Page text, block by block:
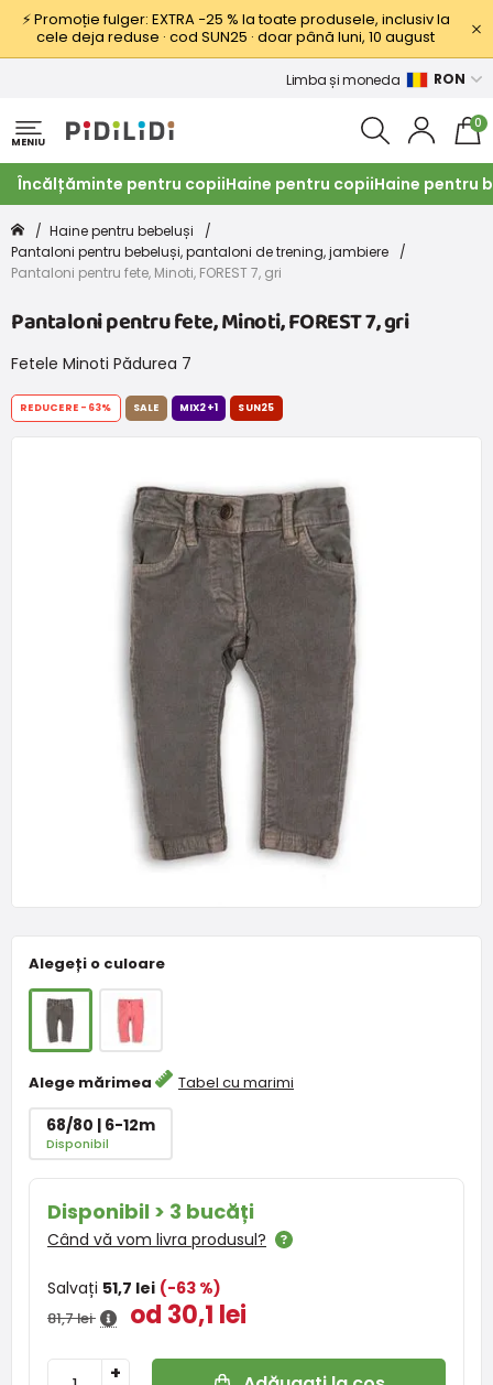
⚡ Promoție fulger: EXTRA −25 % la toate produsele, inclusiv la
cele deja reduse · cod SUN25 · doar până luni, 10 august
Limba și moneda RON
MENIU
0
Încălțăminte pentru copiiHaine pentru copiiHaine pentru
Haine pentru bebeluși
Pantaloni pentru bebeluși, pantaloni de trening, jambiere
Pantaloni pentru fete, Minoti, FOREST 7, gri
Pantaloni pentru fete, Minoti, FOREST 7, gri
Fetele Minoti Pădurea 7
Alegeți o culoare
Alege mărimea Tabel cu marimi
68/80 | 6-12m
Disponibil
Disponibil > 3 bucăți
Când vă vom livra produsul?
Salvați 51,7 lei (-63 %)
81,7 lei od 30,1 lei
+
REDUCERE -63% SALE MIX2+1 SUN25